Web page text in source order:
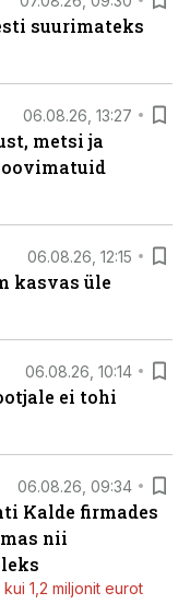
suurimateks
06.08.26, 13:27
metsi ja
06.08.26, 12:15
kasvas üle
06.08.26, 10:14
ei tohi
06.08.26, 09:34
Kalde firmades
nii
1,2 miljonit eurot